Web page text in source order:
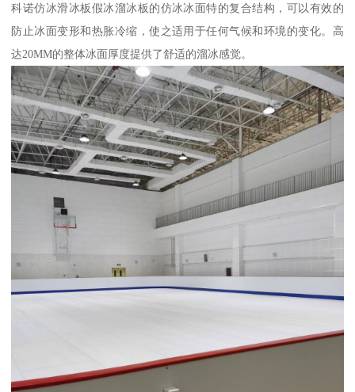
科诺仿冰滑冰板假冰溜冰板的仿冰冰面特的复合结构，可以有效的
防止冰面变形和热胀冷缩，使之适用于任何气候和环境的变化。高
达20MM的整体冰面厚度提供了舒适的溜冰感觉。